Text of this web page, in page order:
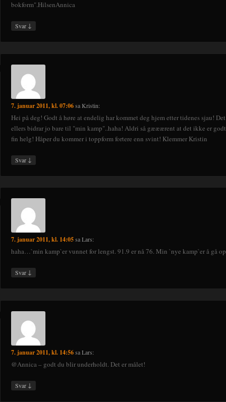
bokform".HilsenAnnica
Svar ↓
7. januar 2011, kl. 07:06saKristin:
Hei på deg! Godt å høre at endelig har kommet deg hjem etter tidenes sjau!
ellers bidrar jo bare til "min kamp"..haha! Aldri så gææærent at det ikke er godt
fin helg! Håper du kommer i toppform fortere enn svint! Klemmer Kristin
Svar ↓
7. januar 2011, kl. 14:05saLars:
haha…`min kamp`er vunnet for lengst. 91.9 er nå 76. Min `nye kamp`er å gå
Svar ↓
7. januar 2011, kl. 14:56saLars:
@Annica – godt du blir underholdt. Det er målet!
Svar ↓